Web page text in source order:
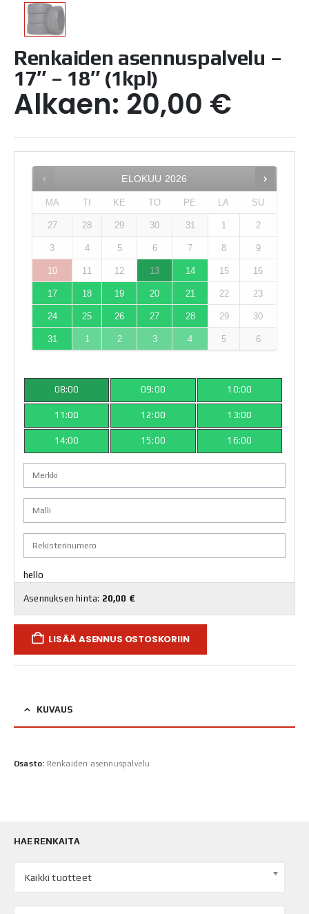
Renkaiden asennuspalvelu –
17″ – 18″ (1kpl)
Alkaen: 20,00 €
ELOKUU 2026
MA TI KE TO PE LA SU
27 28 29 30 31 1 2
3 4 5 6 7 8 9
10 11 12 13 14 15 16
17 18 19 20 21 22 23
24 25 26 27 28 29 30
31 1 2 3 4 5 6
08:00 09:00 10:00
11:00 12:00 13:00
14:00 15:00 16:00
hello
Asennuksen hinta: 20,00 €
LISÄÄ ASENNUS OSTOSKORIIN
KUVAUS
Osasto: Renkaiden asennuspalvelu
HAE RENKAITA
Kaikki tuotteet